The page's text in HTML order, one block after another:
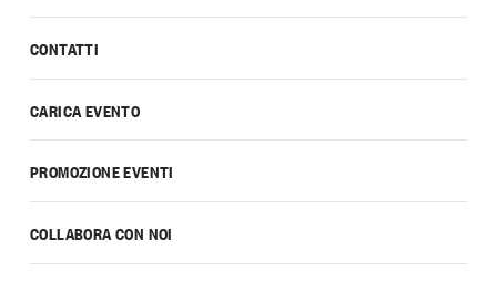
CONTATTI
CARICA EVENTO
PROMOZIONE EVENTI
COLLABORA CON NOI